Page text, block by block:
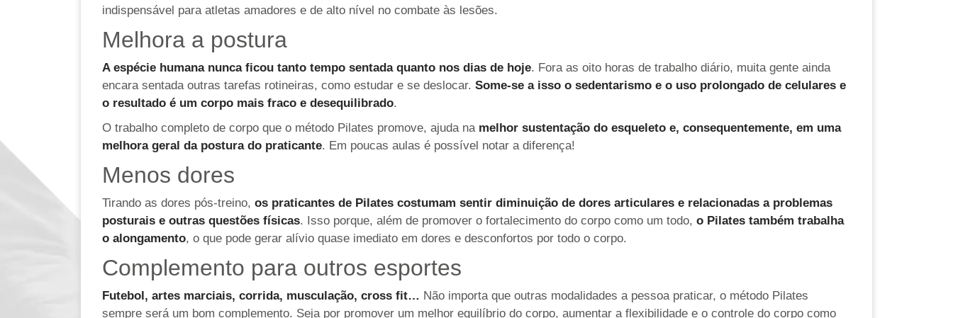
indispensável para atletas amadores e de alto nível no combate às lesões.
Melhora a postura
A espécie humana nunca ficou tanto tempo sentada quanto nos dias de hoje. Fora as oito horas de trabalho diário, muita gente ainda
encara sentada outras tarefas rotineiras, como estudar e se deslocar. Some-se a isso o sedentarismo e o uso prolongado de celulares e
o resultado é um corpo mais fraco e desequilibrado.
O trabalho completo de corpo que o método Pilates promove, ajuda na melhor sustentação do esqueleto e, consequentemente, em uma
melhora geral da postura do praticante. Em poucas aulas é possível notar a diferença!
Menos dores
Tirando as dores pós-treino, os praticantes de Pilates costumam sentir diminuição de dores articulares e relacionadas a problemas
posturais e outras questões físicas. Isso porque, além de promover o fortalecimento do corpo como um todo, o Pilates também trabalha
o alongamento, o que pode gerar alívio quase imediato em dores e desconfortos por todo o corpo.
Complemento para outros esportes
Futebol, artes marciais, corrida, musculação, cross fit… Não importa que outras modalidades a pessoa praticar, o método Pilates
sempre será um bom complemento. Seja por promover um melhor equilíbrio do corpo, aumentar a flexibilidade e o controle do corpo como